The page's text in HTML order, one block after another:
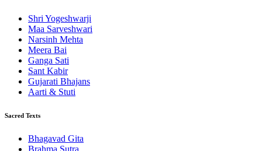
Shri Yogeshwarji
Maa Sarveshwari
Narsinh Mehta
Meera Bai
Ganga Sati
Sant Kabir
Gujarati Bhajans
Aarti & Stuti
Sacred Texts
Bhagavad Gita
Brahma Sutra